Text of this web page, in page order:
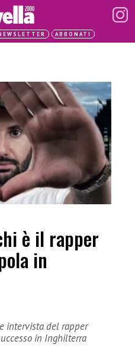
ABBONATI
è il rapper
in
intervista del rapper
in Inghilterra